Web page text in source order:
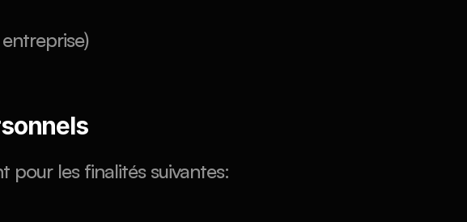
pour les finalités suivantes: